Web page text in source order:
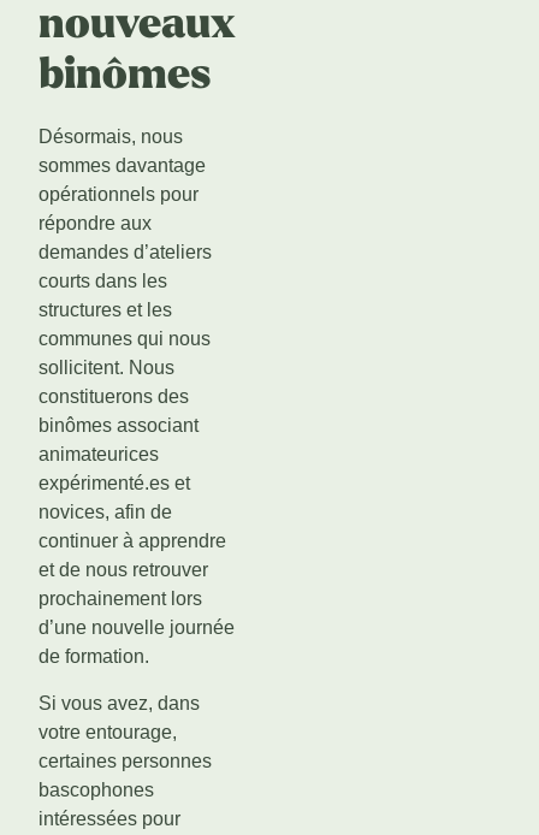
nouveaux
binômes
Désormais, nous
sommes davantage
opérationnels pour
répondre aux
demandes d’ateliers
courts dans les
structures et les
communes qui nous
sollicitent. Nous
constituerons des
binômes associant
animateurices
expérimenté.es et
novices, afin de
continuer à apprendre
et de nous retrouver
prochainement lors
d’une nouvelle journée
de formation.
Si vous avez, dans
votre entourage,
certaines personnes
bascophones
intéressées pour